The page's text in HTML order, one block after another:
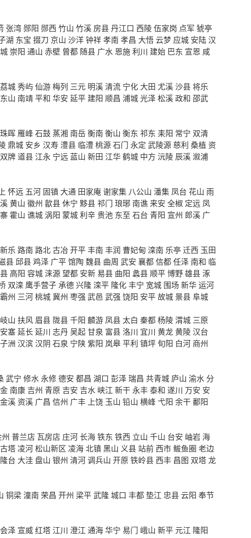
张湾 郧阳 郧西 竹山 竹溪 房县丹江口 西陵伍家岗 点军 猇亭
湖 东宝 掇刀 京山 沙洋钟祥孝南 孝昌 大悟 云梦 应城 安陆汉
崇阳 通山 赤壁 曾都 随县 广水 恩施利川 建始 巴东 宣恩 咸
荔城秀屿仙游梅列 三元 明溪清流 宁化 大田 尤溪沙县将乐
东山 南靖平和 华安 延平 建阳 顺昌 浦城光泽松溪政和 邵武
珠晖 雁峰 石鼓 蒸湘 南岳衡南 衡山 衡东 祁东 耒阳 常宁 双清
鼎城 安乡 汉寿 澧县 临澧桃源石门 永定 武陵源 慈利 桑植 资
双牌道县 江永 宁远 蓝山 新田 江华鹤城 中方 沅陵 辰溪 溆浦
怀远 五河 固镇 大通 田家庵谢家集 八公山 潘集 凤台 花山 雨
黄山 徽州 歙县休宁 黟县祁门 琅琊 南谯 来安 全椒 定远 凤
霍山 谯城 涡阳 蒙城利辛 贵池 东至 石台 青阳 宣州 郎溪 广
新乐 路南 路北古冶 开平丰南 丰润 曹妃甸 滦南 乐亭 迁西 玉田
县邱县鸡泽 广平馆陶 魏县 曲周 武安 襄都信都任泽 南和 临
高阳 容城 涞源望都 安新易县 曲阳 蠡县 顺平博野雄县涿
双滦 鹰手营子承德兴隆 滦平 隆化丰宁 宽城 围场 新华运河
霸州 三河桃城冀州 枣强 武邑 武强 饶阳 安平故城 景县阜城
岐山 扶风 眉县 陇县千阳 麟游 凤县 太白 秦都杨陵渭城 三原
安塞延长 延川 志丹吴起甘泉 富县洛川 宜川 黄龙黄陵汉台
子洲 汉滨汉阴 石泉 宁陕紫阳 岚皋平利 镇坪旬阳 白河 商州
武宁 修水 永修德安 都昌 湖口 彭泽瑞昌 共青城 庐山 渝水 分
南康 吉州 青原 吉安 吉水 峡江 新干 永丰泰和 遂川 万安 安
金溪 资溪 广昌 信州 广丰 上饶 玉山 铅山 横峰 弋阳 余干鄱阳
普兰店 瓦房店 庄河 长海铁东 铁西 立山 千山 台安 岫岩 海
古塔 凌河松山新区 凌海北镇黑山 义县 站前 西市 鲅鱼圈 老边
台 大洼 盘山 银州 清河调兵山 开原 铁岭县 西丰 昌图 双塔龙
铜梁潼南 荣昌 开州 梁平武隆城口 丰都 垫江 忠县 云阳 奉节
会泽 宣威红塔 江川 澄江 通海华宁 易门 峨山 新平 元江 隆阳